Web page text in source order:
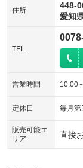
住所
448-
愛知
TEL
営業時間 10:00
定休日 毎月
販売可能エ
リア
直接